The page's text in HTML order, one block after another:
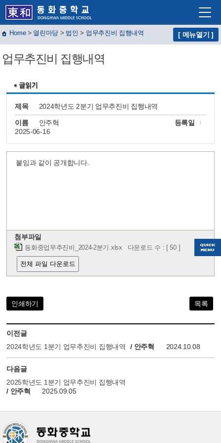
학교생활
학교혁신
Home> 열린마당 > 법인 > 업무추진비 집행내역 [ 메뉴열기 ]
업무추진비 집행내역
제목 2024학년도 2분기 업무추진비 집행내역
이름 안주혁
등록일
2025-06-16
붙임과 같이 공개합니다.
첨부파일
동화중업무추진비_2024-2분기.xlsx 다운로드 수 : [ 50 ]
전체 파일 다운로드
인쇄하기 목록
이전글
2024학년도 1분기 업무추진비 집행내역
/ 안주혁 2024.10.08
다음글
2025학년도 1분기 업무추진비 집행내역
/ 안주혁
2025.09.05